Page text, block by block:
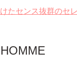
たセンス抜群のセ